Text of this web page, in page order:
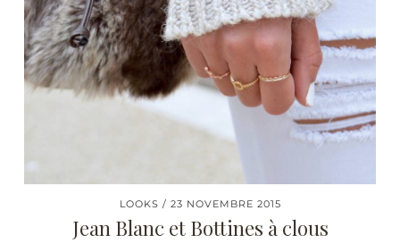
LOOKS 23 NOVEMBRE 2015
Jean Blanc et Bottines à clous